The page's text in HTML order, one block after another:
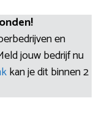
en
jouw bedrijf nu
kan je dit binnen 2